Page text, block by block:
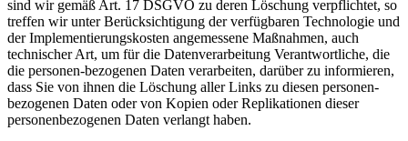
sind wir gemäß Art. 17 DSGVO zu deren Löschung verpflichtet, so
treffen wir unter Berücksichtigung der verfügbaren Technologie und
der Implementierungskosten angemessene Maßnahmen, auch
technischer Art, um für die Datenverarbeitung Verantwortliche, die
die personen-bezogenen Daten verarbeiten, darüber zu informieren,
dass Sie von ihnen die Löschung aller Links zu diesen personen-
bezogenen Daten oder von Kopien oder Replikationen dieser
personenbezogenen Daten verlangt haben.